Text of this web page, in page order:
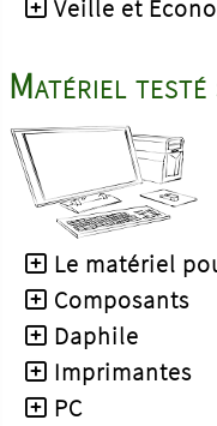
Veille et
Matériel testé
Le matériel
Composants
Daphile
Imprimantes
PC